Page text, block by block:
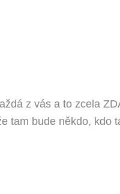
z vás a to zcela
tam bude někdo, kdo